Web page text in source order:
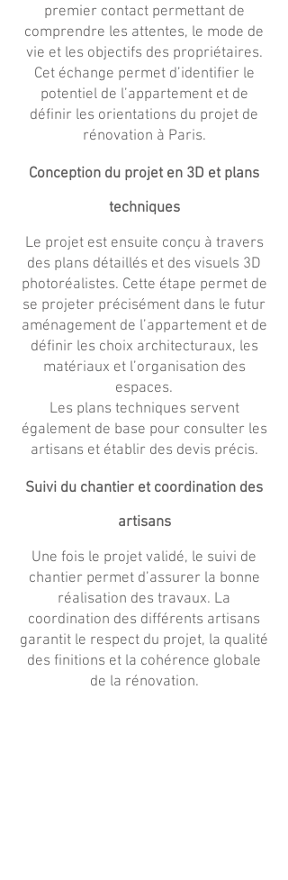
premier contact permettant de
comprendre les attentes, le mode de
vie et les objectifs des propriétaires.
Cet échange permet d’identifier le
potentiel de l’appartement et de
définir les orientations du projet de
rénovation à Paris.
Conception du projet en 3D et plans
techniques
Le projet est ensuite conçu à travers
des plans détaillés et des visuels 3D
photoréalistes. Cette étape permet de
se projeter précisément dans le futur
aménagement de l’appartement et de
définir les choix architecturaux, les
matériaux et l’organisation des
espaces.
Les plans techniques servent
également de base pour consulter les
artisans et établir des devis précis.
Suivi du chantier et coordination des
artisans
Une fois le projet validé, le suivi de
chantier permet d’assurer la bonne
réalisation des travaux. La
coordination des différents artisans
garantit le respect du projet, la qualité
des finitions et la cohérence globale
de la rénovation.